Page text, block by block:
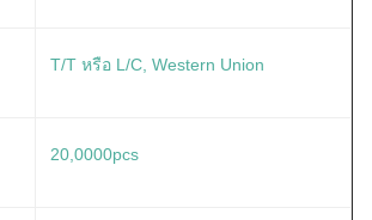
T/T หรือ L/C, Western Union
20,0000pcs